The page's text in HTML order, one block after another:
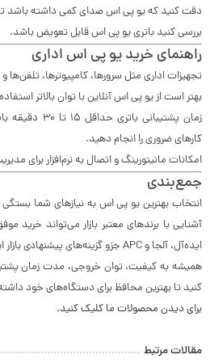
دقت کنید که یو پی اس صدای کمی داشته باشد تا
بررسی کنید باتری یو پی اس قابل تعویض باشد.
راهنمای خرید یو پی اس اداری
تجهیزات اداری مثل سرورها، کامپیوترها،
بهتر است از یو پی اس آنلاین با توان بالاتر
زمان پشتیبانی
کارهای ضروری را انجام دهید.
امکانات مانیتورینگ و اتصال به نرم‌افزار برای
جمع‌بندی
انتخاب بهترین یو پی اس به نیازهای شما
آشنایی با برندهای معتبر بازار می‌تواند خرید
ایده‌آل، آلجا و APC جزو گزینه‌های پیشنهادی بازار ایران در سال ۱۴۰۴ هستند.
همیشه به کیفیت، توان خروجی، مدت زمان
کنید تا بهترین محافظ برای دستگاه‌های خود
برای دیدن محصولات ما کلیک کنید.
مقالات مرتبط